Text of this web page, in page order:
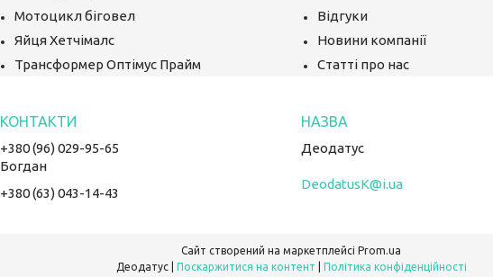
Мотоцикл біговел
Яйця Хетчімалс
Трансформер Оптімус Прайм
Відгуки
Новини компанії
Статті про нас
+380 (96) 029-95-65
Богдан
+380 (63) 043-14-43
Деодатус
DeodatusK@i.ua
Сайт створений на маркетплейсі Prom.ua
Поскаржитися на контент Політика конфіденційності